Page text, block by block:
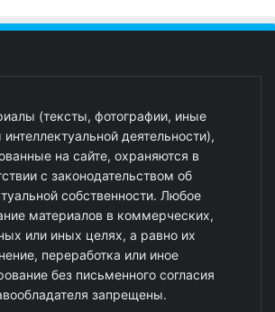
(тексты, фотографии, иные
интеллектуальной деятельности),
на сайте, охраняются в
с законодательством об
собственности. Любое
материалов в коммерческих,
или иных целях, а равно их
переработка или иное
без письменного согласия
запрещены.